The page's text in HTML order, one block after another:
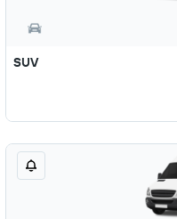
SUV